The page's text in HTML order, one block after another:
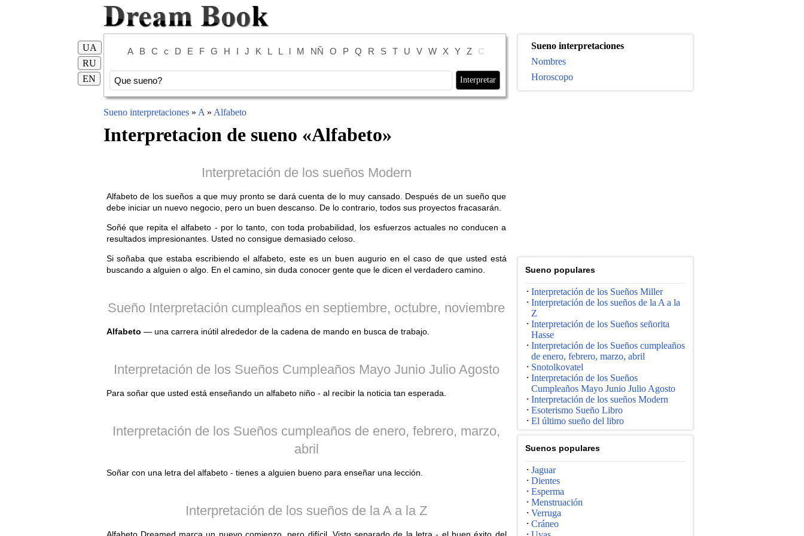
A B C c D E F G H I J K L L l M NŇ O P Q R S T U V W X Y Z С
UA
RU
EN
Sueno interpretaciones» A » Alfabeto
Interpretacion de sueno «Alfabeto»
Interpretación de los sueños Modern
Alfabeto de los sueños a que muy pronto se dará cuenta de lo muy cansado. Después de un sueño que
debe iniciar un nuevo negocio, pero un buen descanso. De lo contrario, todos sus proyectos fracasarán.
Soñé que repita el alfabeto - por lo tanto, con toda probabilidad, los esfuerzos actuales no conducen a
resultados impresionantes. Usted no consigue demasiado celoso.
Si soñaba que estaba escribiendo el alfabeto, este es un buen augurio en el caso de que usted está
buscando a alguien o algo. En el camino, sin duda conocer gente que le dicen el verdadero camino.
Sueño Interpretación cumpleaños en septiembre, octubre, noviembre
Alfabeto — una carrera inútil alrededor de la cadena de mando en busca de trabajo.
Interpretación de los Sueños Cumpleaños Mayo Junio ​​Julio Agosto
Para soñar que usted está enseñando un alfabeto niño - al recibir la noticia tan esperada.
Interpretación de los Sueños cumpleaños de enero, febrero, marzo,
abril
Soñar con una letra del alfabeto - tienes a alguien bueno para enseñar una lección.
Interpretación de los sueños de la A a la Z
Sueno interpretaciones
Nombres
Horoscopo
Suenо populares
Interpretación de los Sueños Miller
Interpretación de los sueños de la A a la
Z
Interpretación de los Sueños señorita
Hasse
Interpretación de los Sueños cumpleaños
de enero, febrero, marzo, abril
Snotolkovatel
Interpretación de los Sueños
Cumpleaños Mayo Junio ​​Julio Agosto
Interpretación de los sueños Modern
Esoterismo Sueño Libro
El último sueño del libro
Suenos populares
Jaguar
Dientes
Esperma
Menstruación
Verruga
Cráneo